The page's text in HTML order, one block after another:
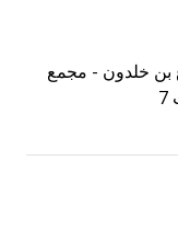
بن خلدون - مجمع